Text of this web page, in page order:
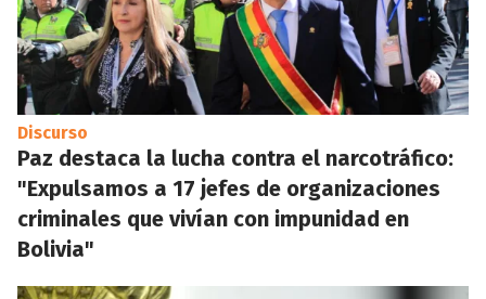
Discurso
Paz destaca la lucha contra el narcotráfico:
"Expulsamos a 17 jefes de organizaciones
criminales que vivían con impunidad en
Bolivia"